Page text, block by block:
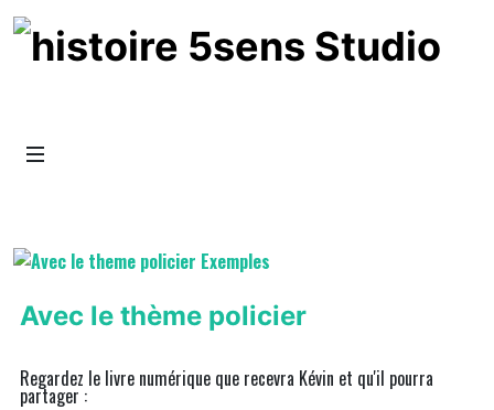
Avec le thème policier
Regardez le livre numérique que recevra Kévin et qu'il pourra
partager :